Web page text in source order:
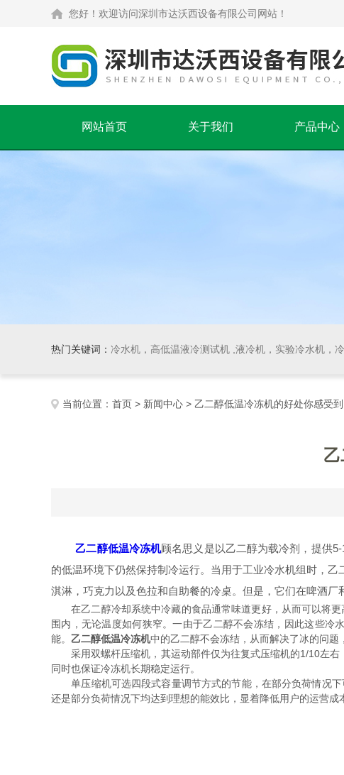
您好！欢迎访问深圳市达沃西设备有限公司网站！
网站首页 关于我们 产品中心
热门关键词： 冷水机，高低温液冷测试机 ,液冷机，实验冷水机，冷
当前位置： 首页 > 新闻中心 > 乙二醇低温冷冻机的好处你感受到
乙二醇低温冷冻机顾名思义是以乙二醇为载冷剂，提供
的低温环境下仍然保持制冷运行。当用于工业冷水机组时，
淇淋，巧克力以及色拉和自助餐的冷桌。但是，它们在啤酒
在乙二醇冷却系统中冷藏的食品通常味道更好，从而可以将更
围内，无论温度如何狭窄。一由于乙二醇不会冻结，因此这些冷
能。 乙二醇低温冷冻机中的乙二醇不会冻结，从而解决了冰的问题
采用双螺杆压缩机，其运动部件仅为往复式压缩机的1/10左右
同时也保证冷冻机长期稳定运行。
单压缩机可选四段式容量调节方式的节能，在部分负荷情况下
还是部分负荷情况下均达到理想的能效比，显着降低用户的运营成